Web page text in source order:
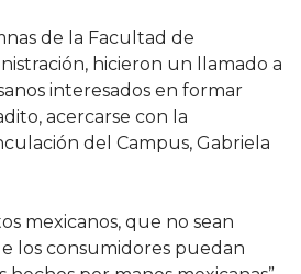
de la Facultad de
hicieron un llamado a
interesados en formar
acercarse con la
del Campus, Gabriela
mexicanos, que no sean
los consumidores puedan